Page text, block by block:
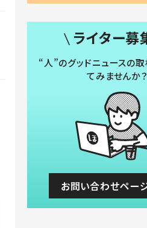
ライター募
“人”のグッドニュースの
てみませんか？
お問い合わせペー